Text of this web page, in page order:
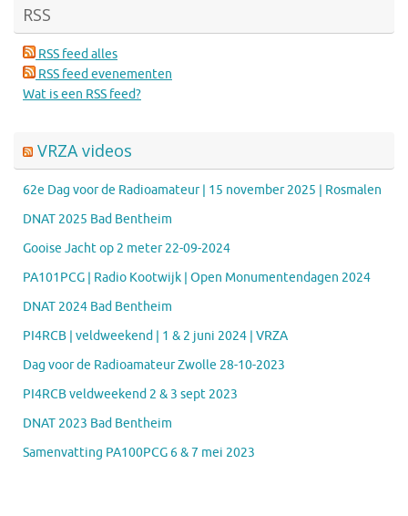
RSS
RSS feed alles
RSS feed evenementen
Wat is een RSS feed?
VRZA videos
62e Dag voor de Radioamateur | 15 november 2025 | Rosmalen
DNAT 2025 Bad Bentheim
Gooise Jacht op 2 meter 22-09-2024
PA101PCG | Radio Kootwijk | Open Monumentendagen 2024
DNAT 2024 Bad Bentheim
PI4RCB | veldweekend | 1 & 2 juni 2024 | VRZA
Dag voor de Radioamateur Zwolle 28-10-2023
PI4RCB veldweekend 2 & 3 sept 2023
DNAT 2023 Bad Bentheim
Samenvatting PA100PCG 6 & 7 mei 2023